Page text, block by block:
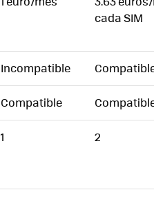
cada SIM
Incompatible
Compatible
1 2